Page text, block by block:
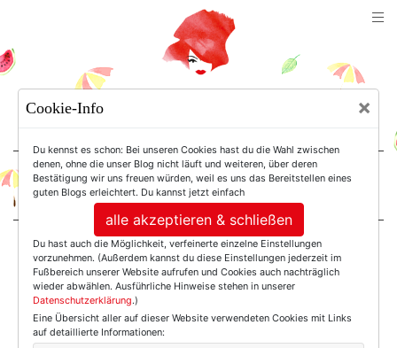
For Women. Not Girls.
Einträge mit dem
Tag: Basis Sensitiv
Cookie-Info ×
Du kennst es schon: Bei unseren Cookies hast du die Wahl zwischen
denen, ohne die unser Blog nicht läuft und weiteren, über deren
Bestätigung wir uns freuen würden, weil es uns das Bereitstellen eines
guten Blogs erleichtert. Du kannst jetzt einfach
alle akzeptieren & schließen
Du hast auch die Möglichkeit, verfeinerte einzelne Einstellungen
vorzunehmen. (Außerdem kannst du diese Einstellungen jederzeit im
Fußbereich unserer Website aufrufen und Cookies auch nachträglich
wieder abwählen. Ausführliche Hinweise stehen in unserer
Datenschutzerklärung.)
Eine Übersicht aller auf dieser Website verwendeten Cookies mit Links
auf detaillierte Informationen: